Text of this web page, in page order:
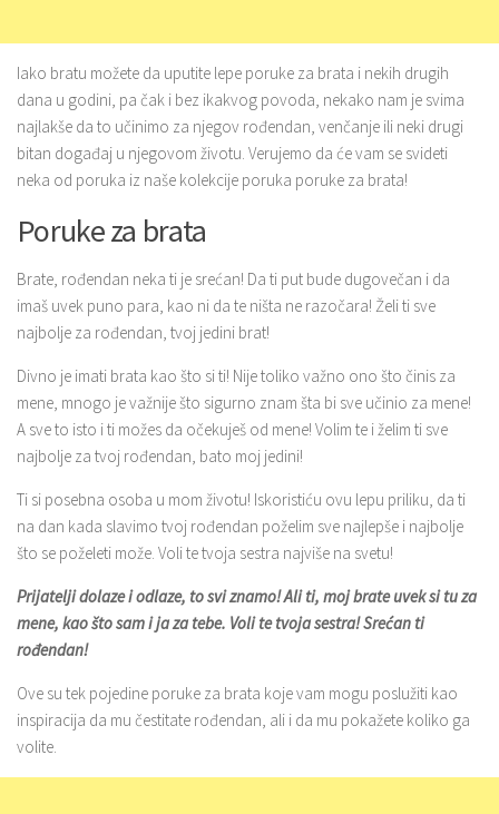
Iako bratu možete da uputite lepe poruke za brata i nekih drugih
dana u godini, pa čak i bez ikakvog povoda, nekako nam je svima
najlakše da to učinimo za njegov rođendan, venčanje ili neki drugi
bitan događaj u njegovom životu. Verujemo da će vam se svideti
neka od poruka iz naše kolekcije poruka poruke za brata!
Poruke za brata
Brate, rođendan neka ti je srećan! Da ti put bude dugovečan i da
imaš uvek puno para, kao ni da te ništa ne razočara! Želi ti sve
najbolje za rođendan, tvoj jedini brat!
Divno je imati brata kao što si ti! Nije toliko važno ono što činis za
mene, mnogo je važnije što sigurno znam šta bi sve učinio za mene!
A sve to isto i ti možes da očekuješ od mene! Volim te i želim ti sve
najbolje za tvoj rođendan, bato moj jedini!
Ti si posebna osoba u mom životu! Iskoristiću ovu lepu priliku, da ti
na dan kada slavimo tvoj rođendan poželim sve najlepše i najbolje
što se poželeti može. Voli te tvoja sestra najviše na svetu!
Prijatelji dolaze i odlaze, to svi znamo! Ali ti, moj brate uvek si tu za
mene, kao što sam i ja za tebe. Voli te tvoja sestra! Srećan ti
rođendan!
Ove su tek pojedine poruke za brata koje vam mogu poslužiti kao
inspiracija da mu čestitate rođendan, ali i da mu pokažete koliko ga
volite.